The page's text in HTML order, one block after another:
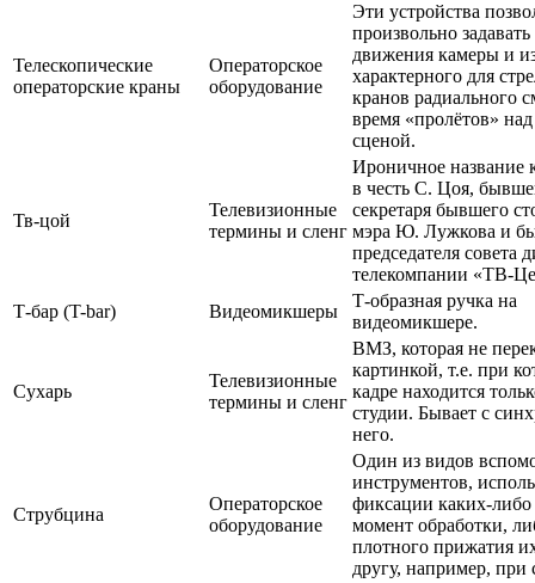
Телескопические
операторские краны
Операторское
оборудование
Эти устройства
произвольно
движения камеры и
характерного для
кранов радиального
время «пролётов»
сценой.
Тв-цой
Телевизионные
термины и сленг
Ироничное название
в честь С. Цоя,
секретаря бывшего
мэра Ю. Лужкова и
председателя совета
телекомпании «ТВ-
Т-бар (T-bar)
Видеомикшеры
Т-образная ручка на
видеомикшере.
Сухарь
Телевизионные
термины и сленг
ВМЗ, которая не
картинкой, т.е. при
кадре находится
студии. Бывает с
него.
Струбцина
Операторское
оборудование
Один из видов
инструментов,
фиксации каких-либо
момент обработки,
плотного прижатия
другу, например, при